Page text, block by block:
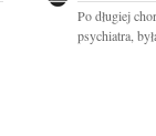
Po długiej
psychiatra,